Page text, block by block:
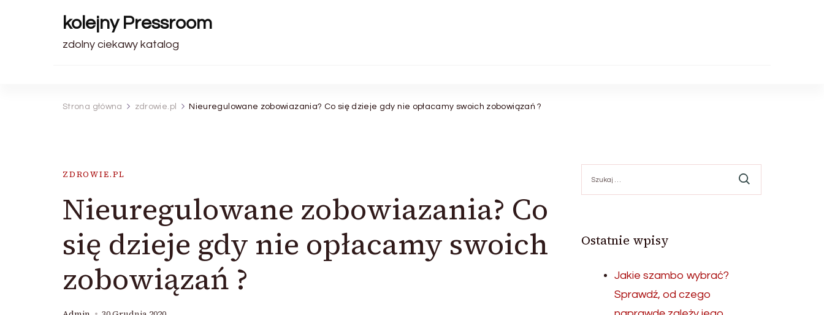
kolejny Pressroom
zdolny ciekawy katalog
Strona główna zdrowie.pl Nieuregulowane zobowiazania? Co się dzieje gdy nie opłacamy swoich zobowiązań ?
ZDROWIE.PL
Nieuregulowane zobowiazania? Co
się dzieje gdy nie opłacamy swoich
zobowiązań ?
Ostatnie wpisy
Jakie szambo wybrać?
Sprawdź, od czego